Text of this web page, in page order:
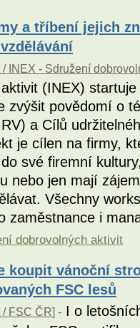
a tříbení jejich
/ INEX - Sdružení
(INEX)
zvýšit povědomí o
a Cílů
je cílen na firmy,
své firemní
nebo jen mají
Všechny
zaměstnance i
dobrovolných aktivit
koupit vánoční
FSC lesů
FSC ČR] - I o